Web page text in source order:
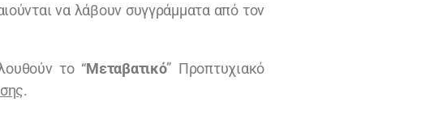
να λάβουν συγγράμματα από τον
το “Μεταβατικό” Προπτυχιακό
.